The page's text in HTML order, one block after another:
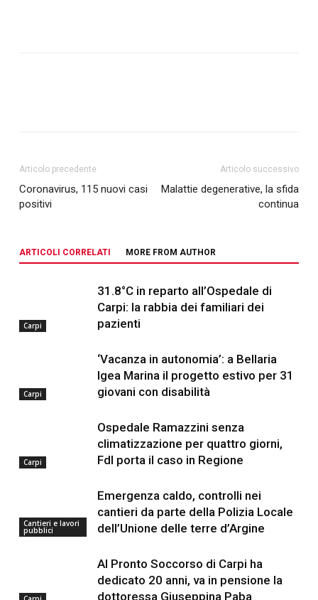
Articolo precedente
Coronavirus, 115 nuovi casi
positivi
Articolo successivo
Malattie degenerative, la sfida
continua
ARTICOLI CORRELATI MORE FROM AUTHOR
Carpi
31.8°C in reparto all’Ospedale di
Carpi: la rabbia dei familiari dei
pazienti
Carpi
‘Vacanza in autonomia’: a Bellaria
Igea Marina il progetto estivo per 31
giovani con disabilità
Carpi
Ospedale Ramazzini senza
climatizzazione per quattro giorni,
FdI porta il caso in Regione
Cantieri e lavori
pubblici
Emergenza caldo, controlli nei
cantieri da parte della Polizia Locale
dell’Unione delle terre d’Argine
Al Pronto Soccorso di Carpi ha
dedicato 20 anni, va in pensione la
dottoressa Giuseppina Paba